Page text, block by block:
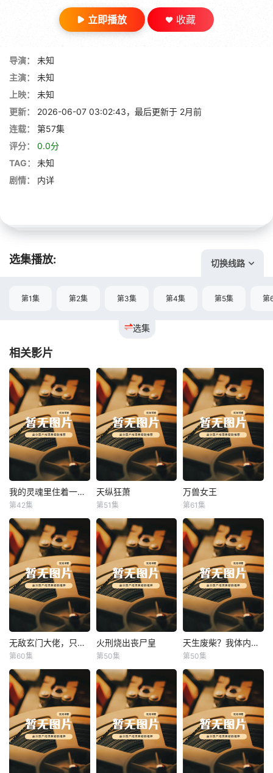
立即播放 收藏
导演：
未知
主演：
未知
上映：
未知
更新：
2026-06-07 03:02:43，最后更新于 2月前
连载：
第57集
评分：
0.0分
TAG：
未知
剧情：
内详
选集播放: 切换线路
选集
第1集 第2集 第3集 第4集 第5集 第
相关影片
我的灵魂里住着一条龙 我的灵魂里住着一条龙
第42集
天纵狂萧
天纵狂萧
第51集
万兽女王
万兽女王
第61集
无敌玄门大佬，只听姐姐的话 无敌玄门大佬，只听姐姐的话
第60集
火刑烧出丧尸皇
火刑烧出丧尸皇
第50集
天生废柴？我体内有神血 天生废柴？我体内有神血
第50集